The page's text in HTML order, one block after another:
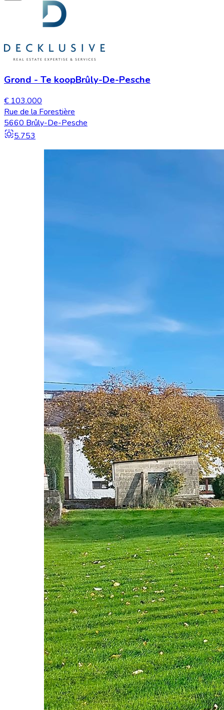
Grond - Te koopBrûly-De-Pesche
€ 103.000
Rue de la Forestière
5660 Brûly-De-Pesche
5.753